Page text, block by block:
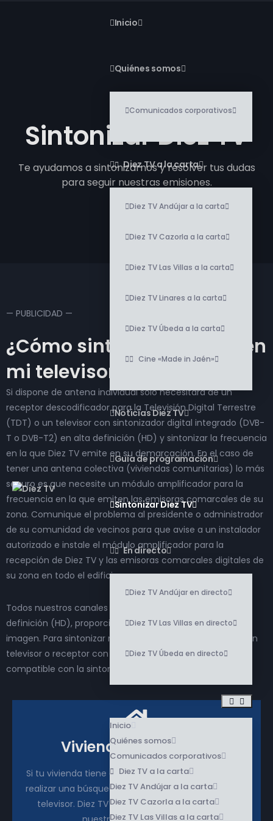
Inicio
Quiénes somos
Comunicados corporativos
Diez TV a la carta
Diez TV Andújar a la carta
Diez TV Cazorla a la carta
Diez TV Las Villas a la carta
Diez TV Linares a la carta
Diez TV Úbeda a la carta
Cine «Made in Jaén»
Noticias Diez TV
Guía de programación
Sintonizar Diez TV
En directo
Diez TV Andújar en directo
Diez TV Las Villas en directo
Diez TV Úbeda en directo
Inicio
Quiénes somos
Comunicados corporativos
Diez TV a la carta
Diez TV Andújar a la carta
Diez TV Cazorla a la carta
Diez TV Las Villas a la carta
Sintonizar Diez TV
Te ayudamos a sintonizarnos y resolver tus dudas
para seguir nuestras emisiones.
— PUBLICIDAD —
¿Cómo sintonizar Diez TV en
mi televisor?
Si dispone de antena individual solo necesitará de un
receptor descodificador para la Televisión Digital Terrestre
(TDT) o un televisor con sintonizador digital integrado (DVB-
T o DVB-T2) en alta definición (HD) y sintonizar la frecuencia
en la que Diez TV emite en su demarcación. En el caso de
tener una antena colectiva (viviendas comunitarias) lo más
seguro es que necesite un módulo amplificador para la
frecuencia en la que emiten las emisoras comarcales de su
zona. Comunique el problema al presidente o administrador
de su comunidad de vecinos para que avise a un instalador
autorizado e instale el módulo amplificador para la
recepción de Diez TV y las emisoras comarcales digitales de
su zona en todo el edificio.
Todos nuestros canales de proximidad emiten en alta
definición (HD), proporcionando una mejor calidad de
imagen. Para sintonizar nuestros canales se requiere de un
televisor o receptor con sintonizador DVB-T o DVB-T2,
compatible con la sintonización de canales HD.
Vivienda unifamiliar
Si tu vivienda tiene antena individual, solo necesitas
realizar una búsqueda automática de canales en tu
televisor. Diez TV se recibe en abierto en todas